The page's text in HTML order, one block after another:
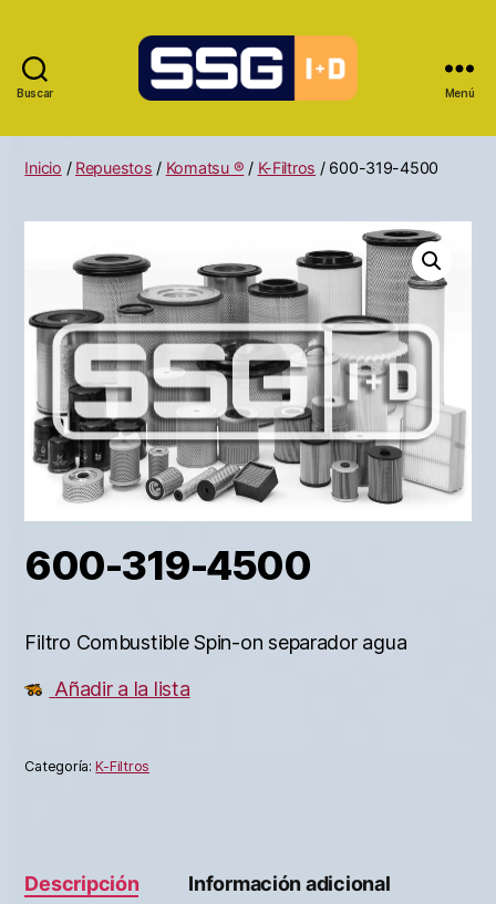
Buscar Menú
Inicio / Repuestos / Komatsu ® / K-Filtros / 600-319-4500
600-319-4500
Filtro Combustible Spin-on separador agua
Añadir a la lista
Categoría:K-Filtros
Descripción Información adicional